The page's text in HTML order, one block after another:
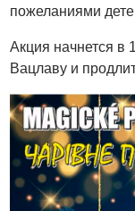
пожеланиями
Акция начнется в
Вацлаву и